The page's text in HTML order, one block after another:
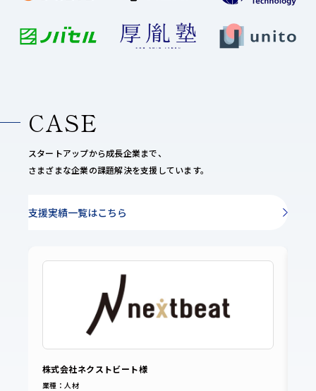
CASE
スタートアップから成長企業まで、
さまざまな企業の課題解決を支援しています。
支援実績一覧はこちら
株式会社ネクストビート様
業種：人材